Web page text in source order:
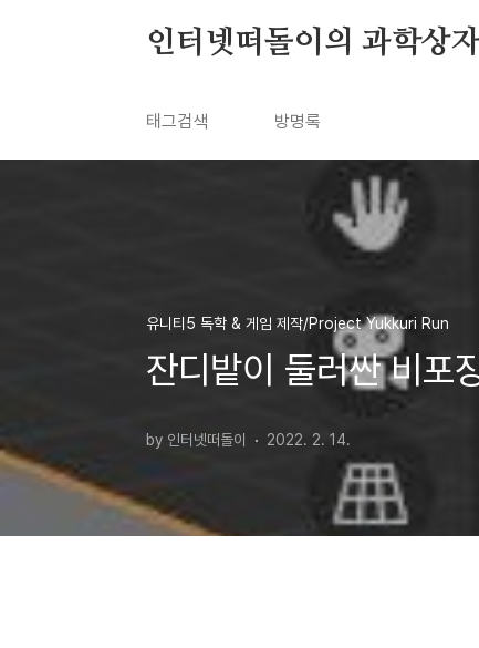
인터넷떠돌이의 과학상
태그검색 방명록
유니티5 독학 & 게임 제작/Project Yukkuri Run
잔디밭이 둘러싼 비포
by 인터넷떠돌이 2022. 2. 14.